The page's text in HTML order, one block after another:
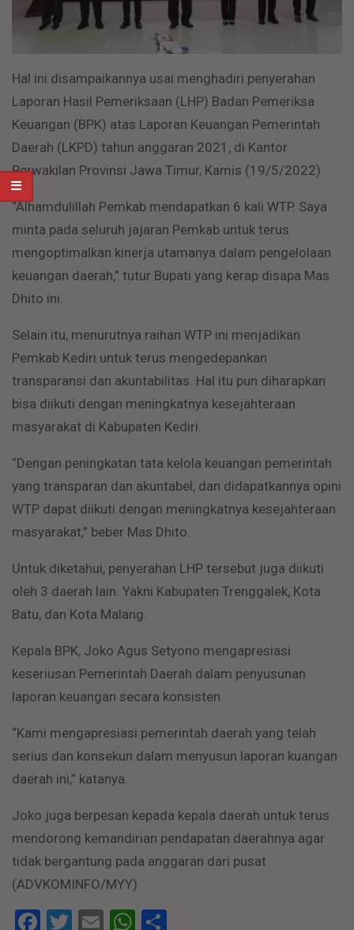
Hal ini disampaikannya usai menghadiri penyerahan
Laporan Hasil Pemeriksaan (LHP) Badan Pemeriksa
Keuangan (BPK) atas Laporan Keuangan Pemerintah
Daerah (LKPD) tahun anggaran 2021, di Kantor
Perwakilan Provinsi Jawa Timur, Kamis (19/5/2022)
“Alhamdulillah Pemkab mendapatkan 6 kali WTP. Saya
minta pada seluruh jajaran Pemkab untuk terus
mengoptimalkan kinerja utamanya dalam pengelolaan
keuangan daerah,” tutur Bupati yang kerap disapa Mas
Dhito ini.
Selain itu, menurutnya raihan WTP ini menjadikan
Pemkab Kediri untuk terus mengedepankan
transparansi dan akuntabilitas. Hal itu pun diharapkan
bisa diikuti dengan meningkatnya kesejahteraan
masyarakat di Kabupaten Kediri.
“Dengan peningkatan tata kelola keuangan pemerintah
yang transparan dan akuntabel, dan didapatkannya opini
WTP dapat diikuti dengan meningkatnya kesejahteraan
masyarakat,” beber Mas Dhito.
Untuk diketahui, penyerahan LHP tersebut juga diikuti
oleh 3 daerah lain. Yakni Kabupaten Trenggalek, Kota
Batu, dan Kota Malang.
Kepala BPK, Joko Agus Setyono mengapresiasi
keseriusan Pemerintah Daerah dalam penyusunan
laporan keuangan secara konsisten.
“Kami mengapresiasi pemerintah daerah yang telah
serius dan konsekun dalam menyusun laporan kuangan
daerah ini,” katanya.
Joko juga berpesan kepada kepala daerah untuk terus
mendorong kemandirian pendapatan daerahnya agar
tidak bergantung pada anggaran dari pusat
(ADVKOMINFO/MYY).
Facebook
Twitter
EmailWhatsApp